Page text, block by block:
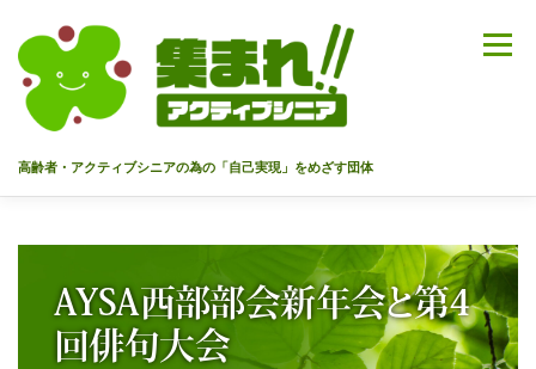
高齢者・アクティブシニアの為の「自己実現」をめざす団体
メニュー
HOME 代表あいさつ 私達について 今までのセミナー
メンバー 情報を募集中！ お問合せ 最新情報
AYSA西部部会新年会と第4
回俳句大会